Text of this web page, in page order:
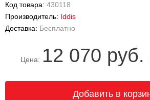
Код товара: 430118
Производитель: Iddis
Доставка: Бесплатно
Цена: 12 070 руб.